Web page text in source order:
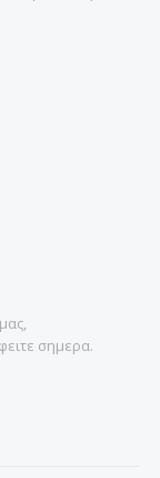
σημερα.